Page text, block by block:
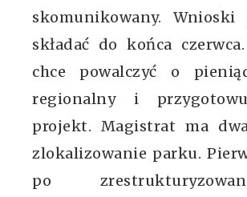
skomunikowany.
składać do końca
chce powalczyć o
regionalny i
projekt. Magistrat ma
zlokalizowanie parku.
po